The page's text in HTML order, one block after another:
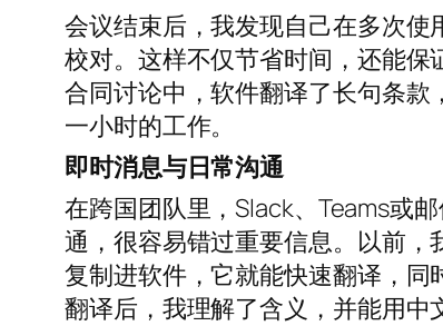
会议结束后，我发现自己在多次
校对。这样不仅节省时间，还能
合同讨论中，软件翻译了长句条
一小时的工作。
即时消息与日常沟通
在跨国团队里，Slack、Teams或
通，很容易错过重要信息。以前
复制进软件，它就能快速翻译，
翻译后，我理解了含义，并能用中